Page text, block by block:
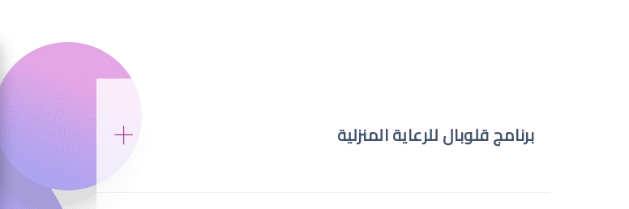
برنامج قلوبال للرعاية المنزلية